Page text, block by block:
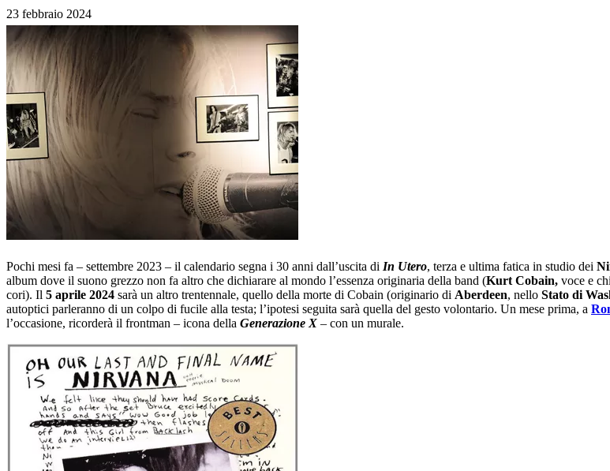
23 febbraio 2024
Pochi mesi fa – settembre 2023 – il calendario segna i 30 anni dall’uscita di In Utero, terza e ultima fatica in studio dei
album dove il suono grezzo non fa altro che dichiarare al mondo l’essenza originaria della band (Kurt Cobain, voce e
cori). Il 5 aprile 2024 sarà un altro trentennale, quello della morte di Cobain (originario di Aberdeen, nello Stato di
autoptici parleranno di un colpo di fucile alla testa; l’ipotesi seguita sarà quella del gesto volontario. Un mese prima, a
l’occasione, ricorderà il frontman – icona della Generazione X – con un murale.